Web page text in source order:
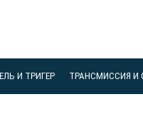
И ТРИГЕР ТРАНСМИССИЯ И